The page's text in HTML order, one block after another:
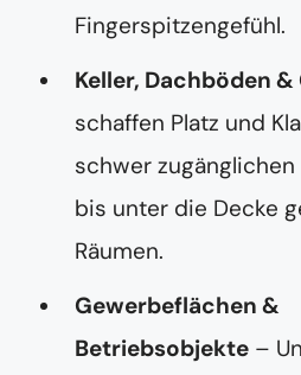
Fingerspitzengefühl.
Keller, Dachböden &
schaffen Platz und
schwer
bis unter die Decke
Räumen.
Gewerbeflächen &
Betriebsobjekte –